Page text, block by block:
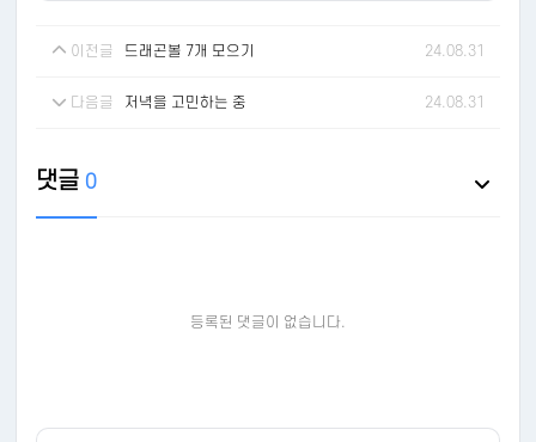
이전글 드래곤볼 7개 모으기 24.08.31
다음글 저녁을 고민하는 중 24.08.31
댓글 0
등록된 댓글이 없습니다.